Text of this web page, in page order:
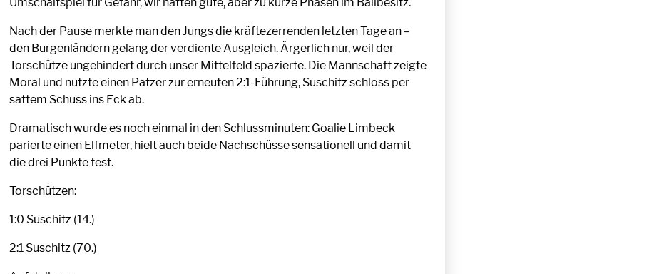
Umschaltspiel für Gefahr, wir hatten gute, aber zu kurze Phasen im Ballbesitz.
Nach der Pause merkte man den Jungs die kräftezerrenden letzten Tage an –
den Burgenländern gelang der verdiente Ausgleich. Ärgerlich nur, weil der
Torschütze ungehindert durch unser Mittelfeld spazierte. Die Mannschaft zeigte
Moral und nutzte einen Patzer zur erneuten 2:1-Führung, Suschitz schloss per
sattem Schuss ins Eck ab.
Dramatisch wurde es noch einmal in den Schlussminuten: Goalie Limbeck
parierte einen Elfmeter, hielt auch beide Nachschüsse sensationell und damit
die drei Punkte fest.
Torschützen:
1:0 Suschitz (14.)
2:1 Suschitz (70.)